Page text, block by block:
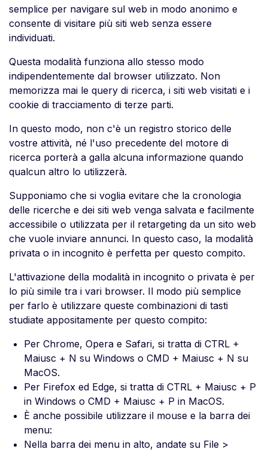
semplice per navigare sul web in modo anonimo e
consente di visitare più siti web senza essere
individuati.
Questa modalità funziona allo stesso modo
indipendentemente dal browser utilizzato. Non
memorizza mai le query di ricerca, i siti web visitati e i
cookie di tracciamento di terze parti.
In questo modo, non c'è un registro storico delle
vostre attività, né l'uso precedente del motore di
ricerca porterà a galla alcuna informazione quando
qualcun altro lo utilizzerà.
Supponiamo che si voglia evitare che la cronologia
delle ricerche e dei siti web venga salvata e facilmente
accessibile o utilizzata per il retargeting da un sito web
che vuole inviare annunci. In questo caso, la modalità
privata o in incognito è perfetta per questo compito.
L'attivazione della modalità in incognito o privata è per
lo più simile tra i vari browser. Il modo più semplice
per farlo è utilizzare queste combinazioni di tasti
studiate appositamente per questo compito:
Per Chrome, Opera e Safari, si tratta di CTRL +
Maiusc + N su Windows o CMD + Maiusc + N su
MacOS.
Per Firefox ed Edge, si tratta di CTRL + Maiusc + P
in Windows o CMD + Maiusc + P in MacOS.
È anche possibile utilizzare il mouse e la barra dei
menu:
Nella barra dei menu in alto, andate su File >